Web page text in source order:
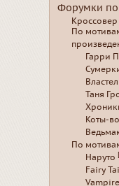
Форумки
Кроссовер
По
Гарри
Таня
Коты-
По
Наруто
Fairy